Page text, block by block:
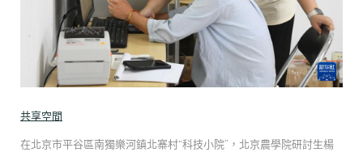
共享空間
在北京市平谷區南獨樂河鎮北寨村“科技小院”，北京農學院研討生楊